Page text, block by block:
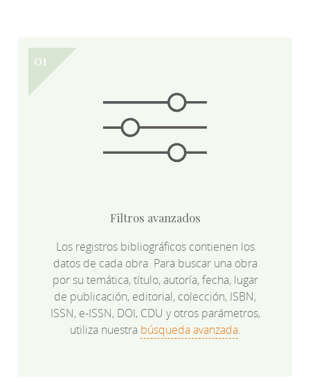
Filtros avanzados
Los registros bibliográficos contienen los
datos de cada obra. Para buscar una obra
por su temática, título, autoría, fecha, lugar
de publicación, editorial, colección, ISBN,
ISSN, e-ISSN, DOI, CDU y otros parámetros,
utiliza nuestra búsqueda avanzada.